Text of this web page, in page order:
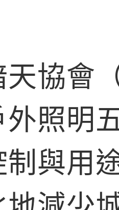
天協會
外照明
制與用